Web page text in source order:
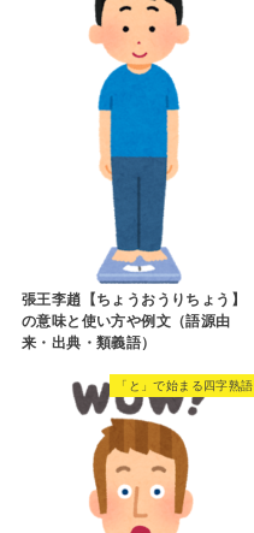
張王李趙【ちょうおうりちょう】
の意味と使い方や例文（語源由
来・出典・類義語）
「と」で始まる四字熟語